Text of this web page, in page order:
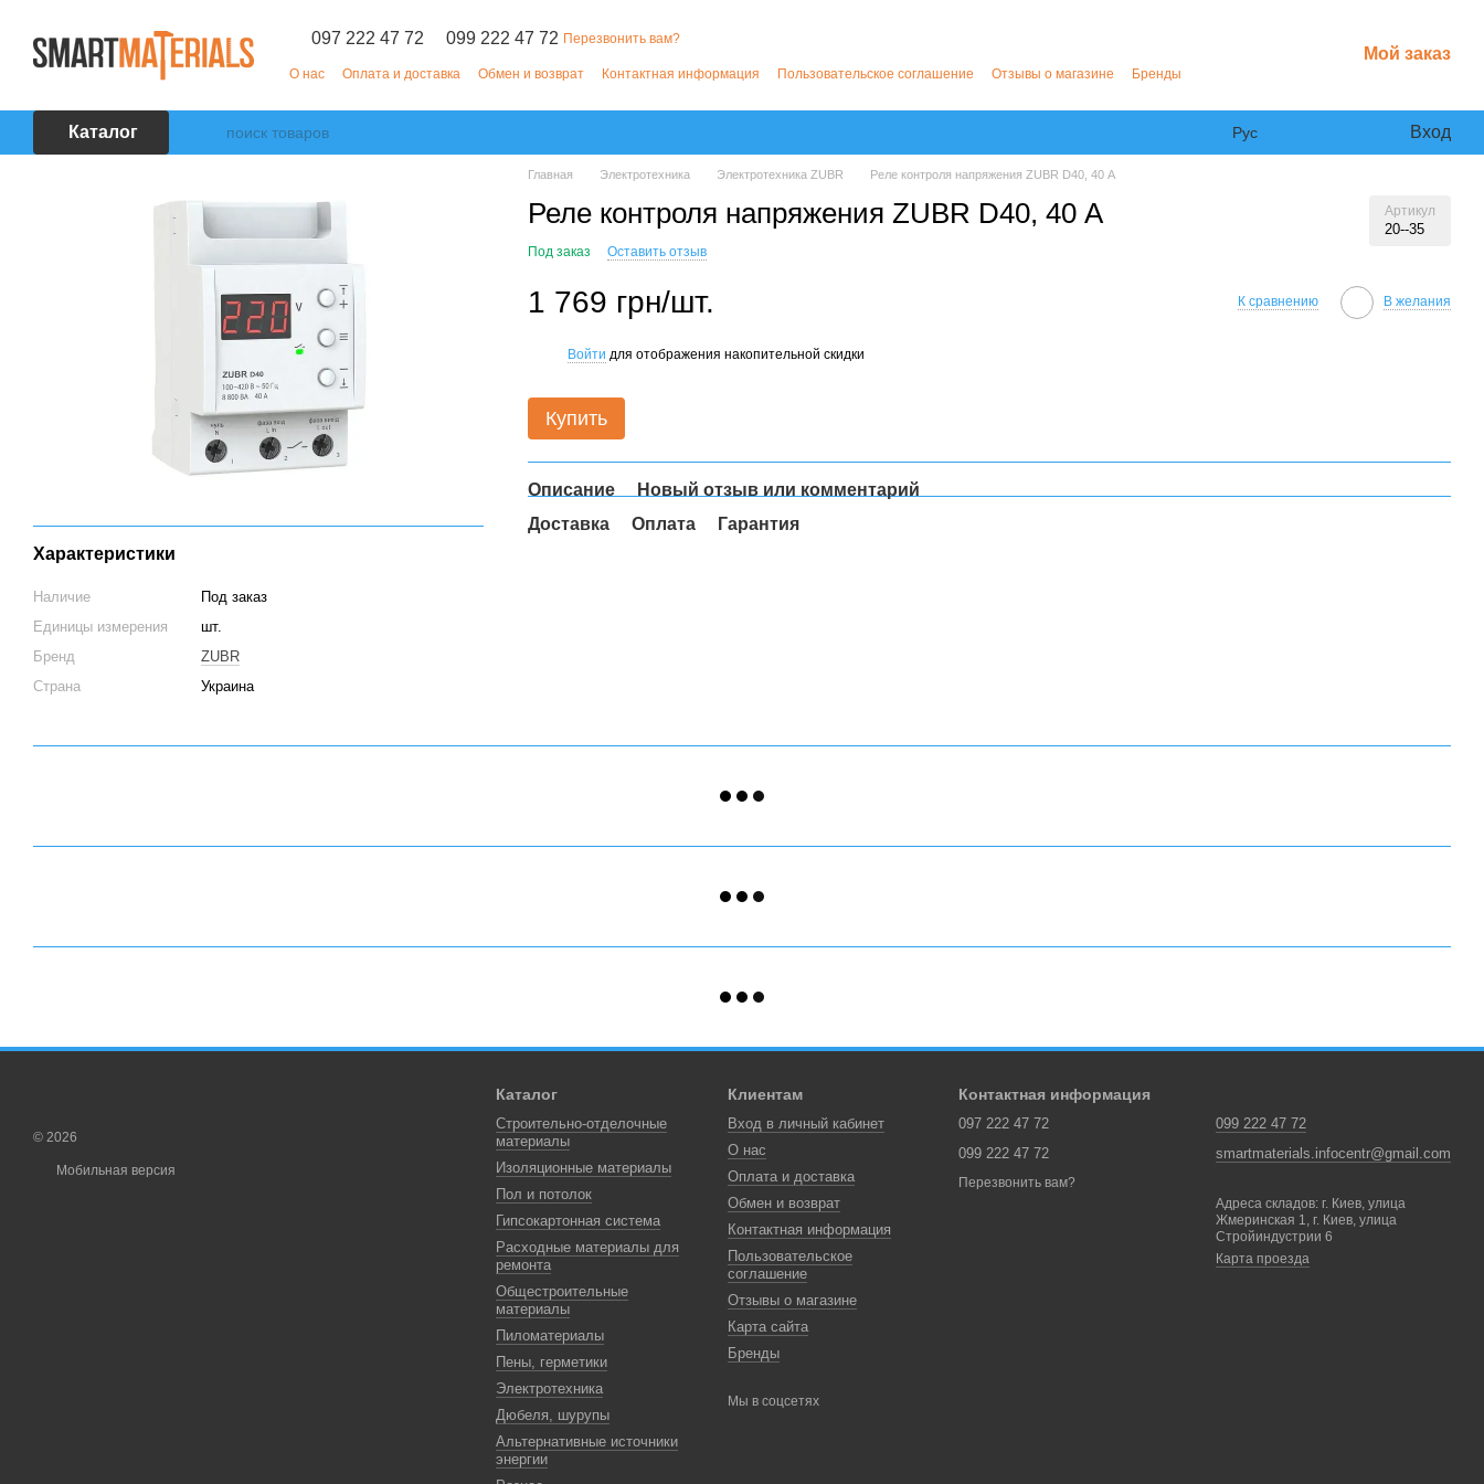
097 222 47 72 099 222 47 72 Перезвонить вам?
О нас Оплата и доставка Обмен и возврат Контактная информация Пользовательское соглашение Отзывы о магазине Бренды
Мой заказ
Каталог Рус Вход
Характеристики
Наличие
Под заказ
Единицы измерения
шт.
Бренд
ZUBR
Страна
Украина
Главная Электротехника Электротехника ZUBR Реле контроля напряжения ZUBR D40, 40 А
Реле контроля напряжения ZUBR D40, 40 А Артикул
20--35
Под заказ Оставить отзыв
1 769 грн/шт. К сравнению В желания
Войти для отображения накопительной скидки
Купить
Описание
Новый отзыв или комментарий
Доставка
Оплата Гарантия
© 2026
Мобильная версия
Каталог
Строительно-отделочные
материалы
Изоляционные материалы
Пол и потолок
Гипсокартонная система
Расходные материалы для
ремонта
Общестроительные
материалы
Пиломатериалы
Пены, герметики
Электротехника
Дюбеля, шурупы
Альтернативные источники
энергии
Клиентам
Вход в личный кабинет
О нас
Оплата и доставка
Обмен и возврат
Контактная информация
Пользовательское
соглашение
Отзывы о магазине
Карта сайта
Бренды
Мы в соцсетях
Контактная информация
097 222 47 72
099 222 47 72
Перезвонить вам?
099 222 47 72
smartmaterials.infocentr@gmail.com
Адреса складов: г. Киев, улица
Жмеринская 1, г. Киев, улица
Стройиндустрии 6
Карта проезда